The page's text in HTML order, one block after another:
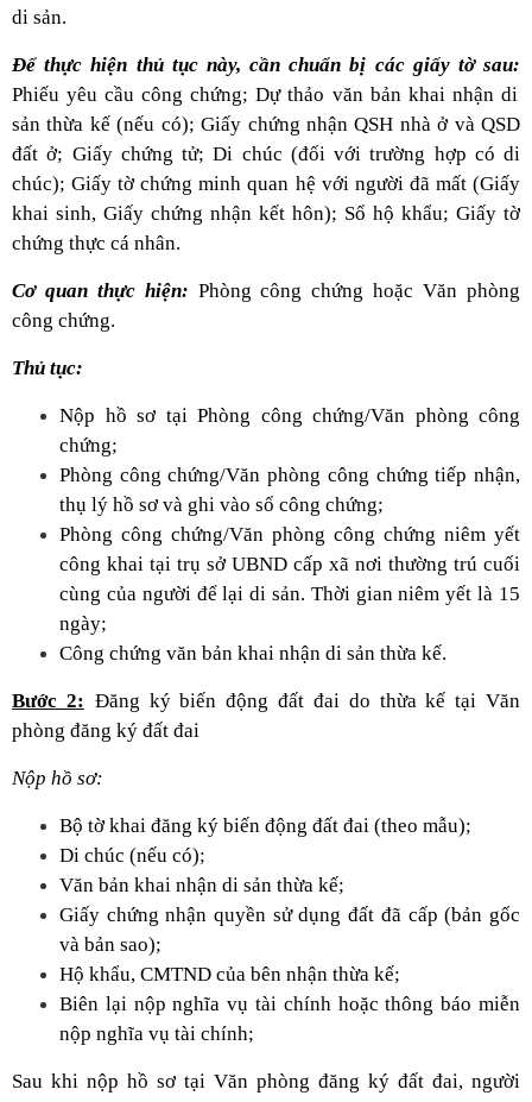
di sản.
Để thực hiện thủ tục này, cần chuẩn bị các giấy tờ sau:
Phiếu yêu cầu công chứng; Dự thảo văn bản khai nhận di
sản thừa kế (nếu có); Giấy chứng nhận QSH nhà ở và QSD
đất ở; Giấy chứng tử; Di chúc (đối với trường hợp có di
chúc); Giấy tờ chứng minh quan hệ với người đã mất (Giấy
khai sinh, Giấy chứng nhận kết hôn); Sổ hộ khẩu; Giấy tờ
chứng thực cá nhân.
Cơ quan thực hiện: Phòng công chứng hoặc Văn phòng
công chứng.
Thủ tục:
Nộp hồ sơ tại Phòng công chứng/Văn phòng công
chứng;
Phòng công chứng/Văn phòng công chứng tiếp nhận,
thụ lý hồ sơ và ghi vào sổ công chứng;
Phòng công chứng/Văn phòng công chứng niêm yết
công khai tại trụ sở UBND cấp xã nơi thường trú cuối
cùng của người để lại di sản. Thời gian niêm yết là 15
ngày;
Công chứng văn bản khai nhận di sản thừa kế.
Bước 2: Đăng ký biến động đất đai do thừa kế tại Văn
phòng đăng ký đất đai
Nộp hồ sơ:
Bộ tờ khai đăng ký biến động đất đai (theo mẫu);
Di chúc (nếu có);
Văn bản khai nhận di sản thừa kế;
Giấy chứng nhận quyền sử dụng đất đã cấp (bản gốc
và bản sao);
Hộ khẩu, CMTND của bên nhận thừa kế;
Biên lại nộp nghĩa vụ tài chính hoặc thông báo miễn
nộp nghĩa vụ tài chính;
Sau khi nộp hồ sơ tại Văn phòng đăng ký đất đai, người